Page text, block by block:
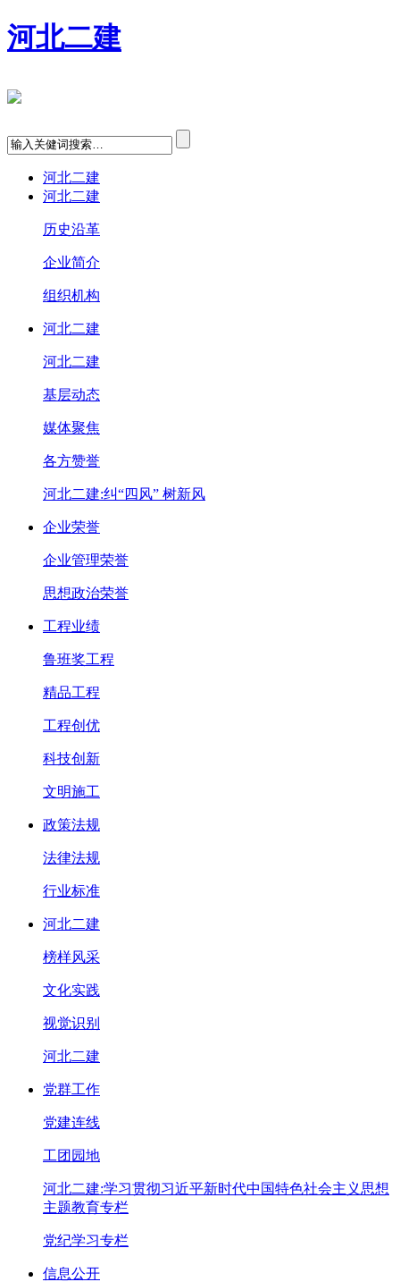
河北二建
河北二建
河北二建
历史沿革
企业简介
组织机构
河北二建
河北二建
基层动态
媒体聚焦
各方赞誉
河北二建:纠“四风” 树新风
企业荣誉
企业管理荣誉
思想政治荣誉
工程业绩
鲁班奖工程
精品工程
工程创优
科技创新
文明施工
政策法规
法律法规
行业标准
河北二建
榜样风采
文化实践
视觉识别
河北二建
党群工作
党建连线
工团园地
河北二建:学习贯彻习近平新时代中国特色社会主义思想
主题教育专栏
党纪学习专栏
信息公开